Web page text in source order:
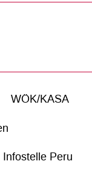
WÖK/KASA
Infostelle Peru